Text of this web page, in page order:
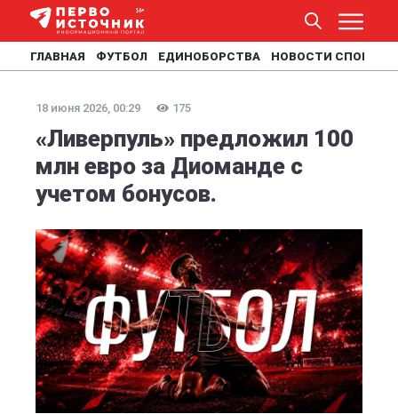
ГЛАВНАЯ ФУТБОЛ ЕДИНОБОРСТВА НОВОСТИ СПОРТА
18 июня 2026, 00:29 175
«Ливерпуль» предложил 100
млн евро за Диоманде с
учетом бонусов.